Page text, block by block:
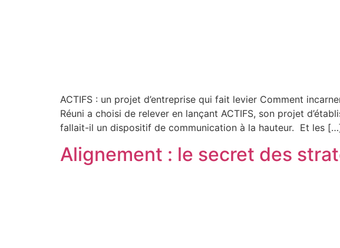
ACTIFS : un projet d’entreprise qui fait levier Comment
Réuni a choisi de relever en lançant ACTIFS, son projet
fallait-il un dispositif de communication à la hauteur. Et les
Alignement : le secret des